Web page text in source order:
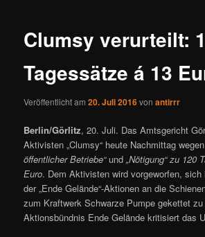
Clumsy verurteilt:
Tagessätze á 13
Veröffentlicht am20. Juli 2016vonantirrr
Berlin/Görlitz, 20. Juli. Das Amtsgericht
Aktivisten „Clumsy“ heute Nachmittag
öffentlicher Betriebe“und„Nötigung“ zu 120
Euro. Dem Aktivisten wird vorgeworfen,
der „Ende Gelände“-Aktionen an die
zum Kraftwerk Schwarze Pumpe gekettet
Aktionsbündnis Ende Gelände kritisiert das